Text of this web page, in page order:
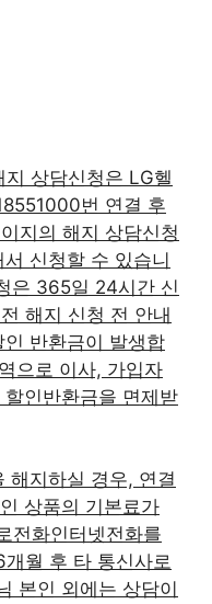
상담신청은 LG헬
번 연결 후
지의 해지 상담신청
신청할 수 있습니
은 365일 24시간 신
해지 신청 전 안내
반환금이 발생합
으로 이사, 가입자
인반환금을 면제받
해지하실 경우, 연결
상품의 기본료가
전화인터넷전화를
월 후 타 통신사로
본인 외에는 상담이